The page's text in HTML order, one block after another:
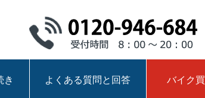
き よくある質問と回答 バイク